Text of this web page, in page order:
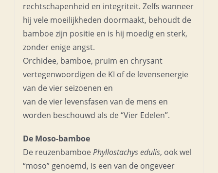
rechtschapenheid en integriteit. Zelfs wanneer
hij vele moeilijkheden doormaakt, behoudt de
bamboe zijn positie en is hij moedig en sterk,
zonder enige angst.
Orchidee, bamboe, pruim en chrysant
vertegenwoordigen de KI of de levensenergie
van de vier seizoenen en
van de vier levensfasen van de mens en
worden beschouwd als de “Vier Edelen”.
De Moso-bamboe
De reuzenbamboePhyllostachys edulis, ook wel
“moso” genoemd, is een van de ongeveer